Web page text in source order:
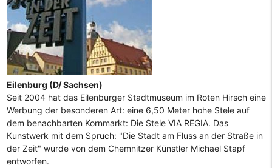
Eilenburg (D/ Sachsen)
Seit 2004 hat das Eilenburger Stadtmuseum im Roten Hirsch eine
Werbung der besonderen Art: eine 6,50 Meter hohe Stele auf
dem benachbarten Kornmarkt: Die Stele VIA REGIA. Das
Kunstwerk mit dem Spruch: "Die Stadt am Fluss an der Straße in
der Zeit" wurde von dem Chemnitzer Künstler Michael Stapf
entworfen.